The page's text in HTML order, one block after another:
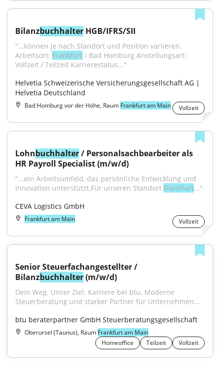
Bilanzbuchhalter HGB/IFRS/SII
"...können je nach Standort und Position variieren.
Arbeitsort: Frankfurt / Bad Homburg Anstellungsart:
Vollzeit / Teilzeit Karrierestatus..."
Helvetia Schweizerische Versicherungsgesellschaft AG |
Helvetia Deutschland
Bad Homburg vor der Höhe, Raum Frankfurt am Main Vollzeit
Lohnbuchhalter / Personalsachbearbeiter als
HR Payroll Specialist (m/w/d)
"...ein Arbeitsumfeld, das persönliche Entwicklung und
Innovation unterstützt.Für unseren Standort Frankfurt..."
CEVA Logistics GmbH
Frankfurt am Main Vollzeit
Senior Steuerfachangestellter /
Bilanzbuchhalter (m/w/d)
Dein Weg. Unser Ziel. Karriere bei btu. Moderne
Steuerberatung und starker Partner für Unternehmen...
btu beraterpartner GmbH Steuerberatungsgesellschaft
Oberursel (Taunus), Raum Frankfurt am Main
Homeoffice
Teilzeit Vollzeit